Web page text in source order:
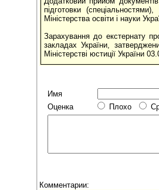
підготовки
Міністерства освіти і науки
Зарахування до екстернату
закладах України,
Міністерстві юстиції України
Имя
Оценка
Плохо
Комментарии: